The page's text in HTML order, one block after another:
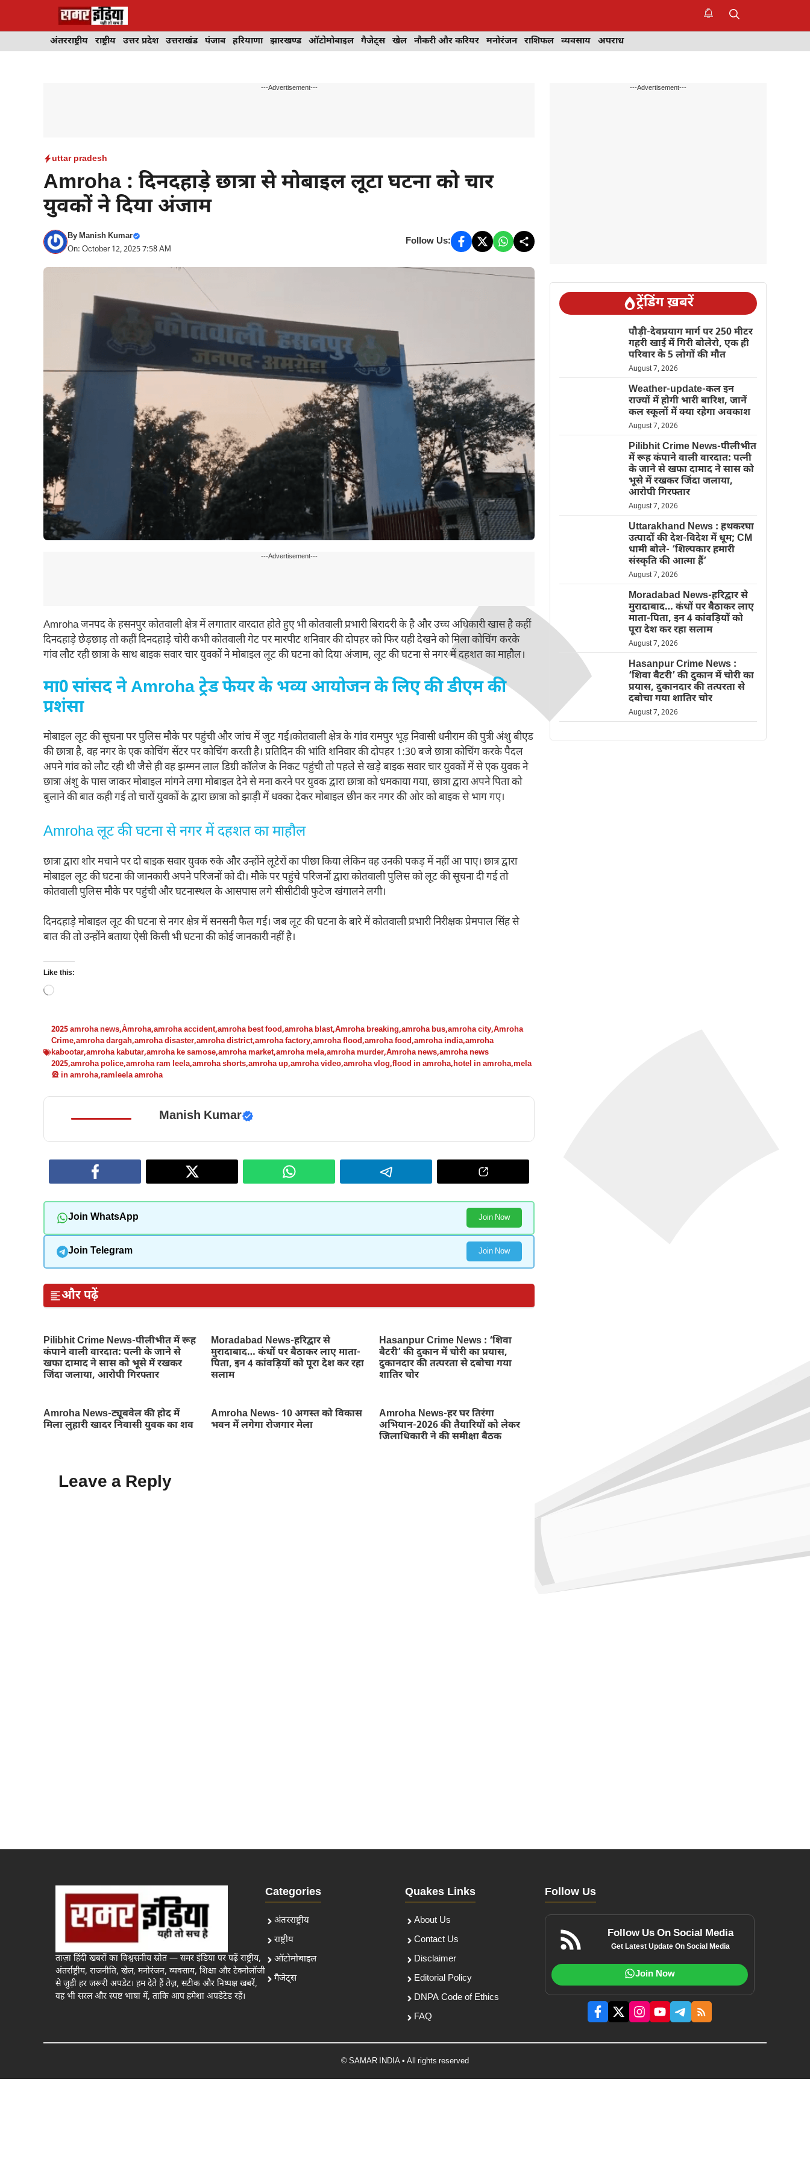
अंतरराष्ट्रीय राष्ट्रीय उत्तर प्रदेश उत्तराखंड पंजाब हरियाणा झारखण्ड ऑटोमोबाइल गैजेट्स खेल नौकरी और करियर मनोरंजन राशिफल व्यवसाय अपराध
---Advertisement---
uttar pradesh
Amroha : दिनदहाड़े छात्रा से मोबाइल लूटा घटना को चार
युवकों ने दिया अंजाम
ByManish Kumar
On: October 12, 2025 7:58 AM
Follow Us:
---Advertisement---
Amroha जनपद के हसनपुर कोतवाली क्षेत्र में लगातार वारदात होते हुए भी कोतवाली प्रभारी बिरादरी के है और उच्च अधिकारी खास है कहीं
दिनदहाड़े छेड़छाड़ तो कहीं दिनदहाड़े चोरी कभी कोतवाली गेट पर मारपीट शनिवार की दोपहर को फिर यही देखने को मिला कोचिंग करके
गांव लौट रही छात्रा के साथ बाइक सवार चार युवकों ने मोबाइल लूट की घटना को दिया अंजाम, लूट की घटना से नगर में दहशत का माहौल।
मा0 सांसद ने Amroha ट्रेड फेयर के भव्य आयोजन के लिए की डीएम की
प्रशंसा
मोबाइल लूट की सूचना पर पुलिस मौके पर पहुंची और जांच में जुट गई।कोतवाली क्षेत्र के गांव रामपुर भूड़ निवासी धनीराम की पुत्री अंशु बीएड
की छात्रा है, वह नगर के एक कोचिंग सेंटर पर कोचिंग करती है। प्रतिदिन की भांति शनिवार की दोपहर 1:30 बजे छात्रा कोचिंग करके पैदल
अपने गांव को लौट रही थी जैसे ही वह झम्मन लाल डिग्री कॉलेज के निकट पहुंची तो पहले से खड़े बाइक सवार चार युवकों में से एक युवक ने
छात्रा अंशु के पास जाकर मोबाइल मांगने लगा मोबाइल देने से मना करने पर युवक द्वारा छात्रा को धमकाया गया, छात्रा द्वारा अपने पिता को
बुलाने की बात कही गई तो चारों युवकों के द्वारा छात्रा को झाड़ी में धक्का देकर मोबाइल छीन कर नगर की ओर को बाइक से भाग गए।
Amroha लूट की घटना से नगर में दहशत का माहौल
छात्रा द्वारा शोर मचाने पर दो बाइक सवार युवक रुके और उन्होंने लूटेरों का पीछा किया लेकिन वह उनकी पकड़ में नहीं आ पाए। छात्र द्वारा
मोबाइल लूट की घटना की जानकारी अपने परिजनों को दी। मौके पर पहुंचे परिजनों द्वारा कोतवाली पुलिस को लूट की सूचना दी गई तो
कोतवाली पुलिस मौके पर पहुंची और घटनास्थल के आसपास लगे सीसीटीवी फुटेज खंगालने लगी।
दिनदहाड़े मोबाइल लूट की घटना से नगर क्षेत्र में सनसनी फैल गई। जब लूट की घटना के बारे में कोतवाली प्रभारी निरीक्षक प्रेमपाल सिंह से
बात की तो उन्होंने बताया ऐसी किसी भी घटना की कोई जानकारी नहीं है।
Like this:
Loading…
2025 amroha news,Àmroha,amroha accident,amroha best food,amroha blast,Amroha breaking,amroha bus,amroha city,Amroha
Crime,amroha dargah,amroha disaster,amroha district,amroha factory,amroha flood,amroha food,amroha india,amroha
kabootar,amroha kabutar,amroha ke samose,amroha market,amroha mela,amroha murder,Amroha news,amroha news
2025,amroha police,amroha ram leela,amroha shorts,amroha up,amroha video,amroha vlog,flood in amroha,hotel in amroha,mela
🎡 in amroha,ramleela amroha
Manish Kumar
Join WhatsApp Join Now
Join Telegram Join Now
और पढ़ें
Pilibhit Crime News-पीलीभीत में रूह
कंपाने वाली वारदात: पत्नी के जाने से
खफा दामाद ने सास को भूसे में रखकर
जिंदा जलाया, आरोपी गिरफ्तार
Moradabad News-हरिद्वार से
मुरादाबाद… कंधों पर बैठाकर लाए माता-
पिता, इन 4 कांवड़ियों को पूरा देश कर रहा
सलाम
Hasanpur Crime News : ‘शिवा
बैटरी’ की दुकान में चोरी का प्रयास,
दुकानदार की तत्परता से दबोचा गया
शातिर चोर
Amroha News-ट्यूबवेल की होद में
मिला लुहारी खादर निवासी युवक का शव
Amroha News- 10 अगस्त को विकास
भवन में लगेगा रोजगार मेला
Amroha News-हर घर तिरंगा
अभियान-2026 की तैयारियों को लेकर
जिलाधिकारी ने की समीक्षा बैठक
Leave a Reply
---Advertisement---
ट्रेंडिंग ख़बरें
पौड़ी-देवप्रयाग मार्ग पर 250 मीटर
गहरी खाई में गिरी बोलेरो, एक ही
परिवार के 5 लोगों की मौत
August 7, 2026
Weather-update-कल इन
राज्यों में होगी भारी बारिश, जानें
कल स्कूलों में क्या रहेगा अवकाश
August 7, 2026
Pilibhit Crime News-पीलीभीत
में रूह कंपाने वाली वारदात: पत्नी
के जाने से खफा दामाद ने सास को
भूसे में रखकर जिंदा जलाया,
आरोपी गिरफ्तार
August 7, 2026
Uttarakhand News : हथकरघा
उत्पादों की देश-विदेश में धूम; CM
धामी बोले- ‘शिल्पकार हमारी
संस्कृति की आत्मा हैं’
August 7, 2026
Moradabad News-हरिद्वार से
मुरादाबाद… कंधों पर बैठाकर लाए
माता-पिता, इन 4 कांवड़ियों को
पूरा देश कर रहा सलाम
August 7, 2026
Hasanpur Crime News :
‘शिवा बैटरी’ की दुकान में चोरी का
प्रयास, दुकानदार की तत्परता से
दबोचा गया शातिर चोर
August 7, 2026
ताज़ा हिंदी खबरों का विश्वसनीय स्रोत — समर इंडिया पर पढ़ें राष्ट्रीय,
अंतर्राष्ट्रीय, राजनीति, खेल, मनोरंजन, व्यवसाय, शिक्षा और टेक्नोलॉजी
से जुड़ी हर जरूरी अपडेट। हम देते हैं तेज़, सटीक और निष्पक्ष खबरें,
वह भी सरल और स्पष्ट भाषा में, ताकि आप हमेशा अपडेटेड रहें।
Categories
अंतरराष्ट्रीय
राष्ट्रीय
ऑटोमोबाइल
गैजेट्स
Quakes Links
About Us
Contact Us
Disclaimer
Editorial Policy
DNPA Code of Ethics
FAQ
Follow Us
Follow Us On Social Media
Get Latest Update On Social Media
Join Now
© SAMAR INDIA • All rights reserved